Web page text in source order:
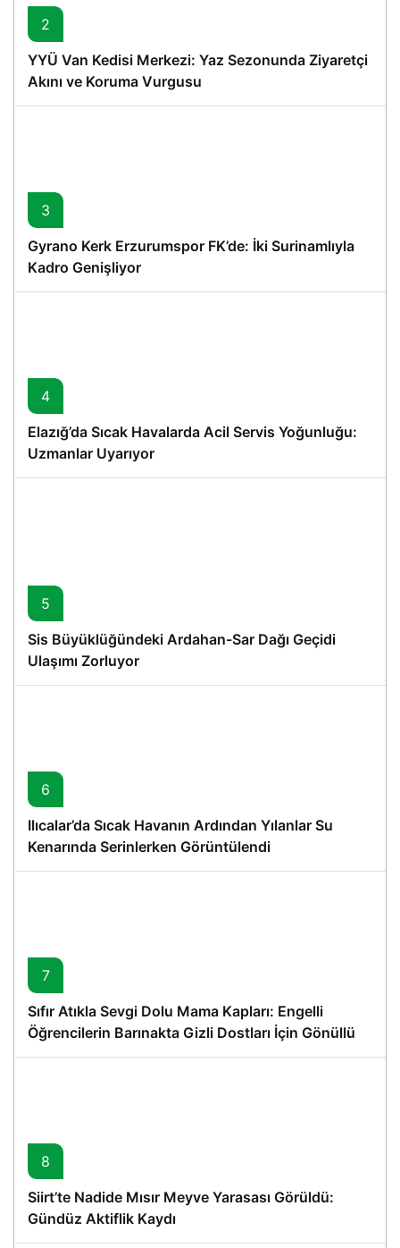
2
YYÜ Van Kedisi Merkezi: Yaz Sezonunda Ziyaretçi
Akını ve Koruma Vurgusu
3
Gyrano Kerk Erzurumspor FK’de: İki Surinamlıyla
Kadro Genişliyor
4
Elazığ’da Sıcak Havalarda Acil Servis Yoğunluğu:
Uzmanlar Uyarıyor
5
Sis Büyüklüğündeki Ardahan-Sar Dağı Geçidi
Ulaşımı Zorluyor
6
Ilıcalar’da Sıcak Havanın Ardından Yılanlar Su
Kenarında Serinlerken Görüntülendi
7
Sıfır Atıkla Sevgi Dolu Mama Kapları: Engelli
Öğrencilerin Barınakta Gizli Dostları İçin Gönüllü
Proje
8
Siirt’te Nadide Mısır Meyve Yarasası Görüldü:
Gündüz Aktiflik Kaydı